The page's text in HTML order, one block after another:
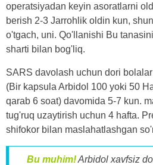
operatsiyadan keyin asoratlarni
berish 2-3 Jarrohlik oldin kun,
o'tgach, uni. Qo'llanishi Bu
sharti bilan bog'liq.
SARS davolash uchun dori
(Bir kapsula Arbidol 100 yoki 50
qarab 6 soat) davomida 5-7 kun.
tug'ruq uzaytirish uchun 4 hafta.
shifokor bilan maslahatlashgan
Bu muhim!Arbidol xavfsiz